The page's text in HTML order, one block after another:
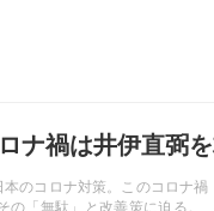
ロナ禍は井伊直
のコロナ対策。このコロナ禍
の「無駄」と改善策に迫る。